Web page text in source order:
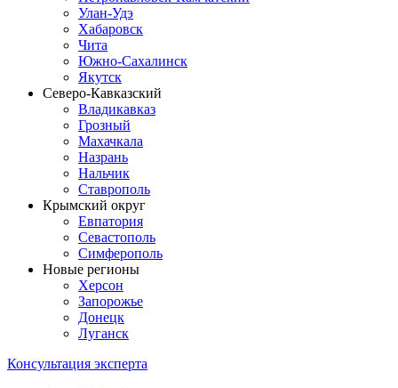
Улан-Удэ
Хабаровск
Чита
Южно-Сахалинск
Якутск
Северо-Кавказский
Владикавказ
Грозный
Махачкала
Назрань
Нальчик
Ставрополь
Крымский округ
Евпатория
Севастополь
Симферополь
Новые регионы
Херсон
Запорожье
Донецк
Луганск
Консультация эксперта